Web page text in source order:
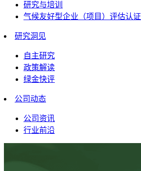
研究与培训
气候友好型企业（项目）评估认证
研究洞见
自主研究
政策解读
绿金快评
公司动态
公司资讯
行业前沿